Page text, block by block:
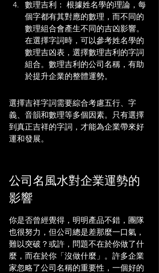
數理吉利： 根據姓名學的理論，每
個字都有其對應的數理，而不同的
數理組合會產生不同的吉凶影響。
在選擇字詞時，可以參考姓名學的
數理吉凶表，選擇數理吉利的字詞
組合。數理吉利的公司名稱，有助
於提升企業的整體運勢。
選擇吉祥字詞需要綜合考慮五行、字
義、音韻和數理等多個因素。只有選擇
到真正吉祥的字詞，才能為企業帶來好
運和發展。
公司名風水對企業運勢的
影響
你是否曾經覺得，明明產品不錯，團隊
也很努力，但公司總是差那麼一口氣，
難以突破？或許，問題不在於你做了什
麼，而在於你「沒做什麼」。許多企業
家忽略了公司名稱的重要性，一個好的